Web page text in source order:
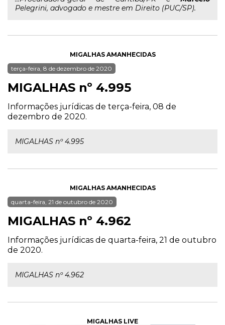
Pelegrini, advogado e mestre em Direito (PUC/SP).
MIGALHAS AMANHECIDAS
terça-feira, 8 de dezembro de 2020
MIGALHAS nº 4.995
Informações jurídicas de terça-feira, 08 de
dezembro de 2020.
MIGALHAS nº 4.995
MIGALHAS AMANHECIDAS
quarta-feira, 21 de outubro de 2020
MIGALHAS nº 4.962
Informações jurídicas de quarta-feira, 21 de outubro
de 2020.
MIGALHAS nº 4.962
MIGALHAS LIVE